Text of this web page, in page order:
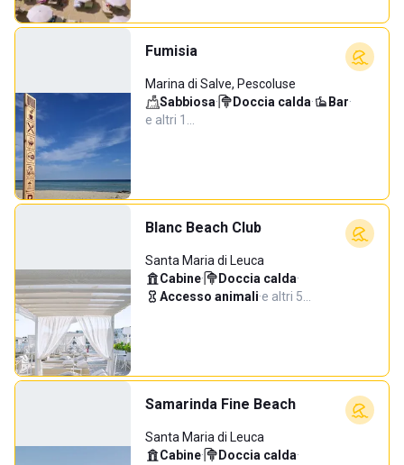
Fumisia
Marina di Salve, Pescoluse
Sabbiosa· Doccia calda· Bar·
e altri 1…
Blanc Beach Club
Santa Maria di Leuca
Cabine· Doccia calda·
Accesso animali·e altri 5…
Samarinda Fine Beach
Santa Maria di Leuca
Cabine· Doccia calda·